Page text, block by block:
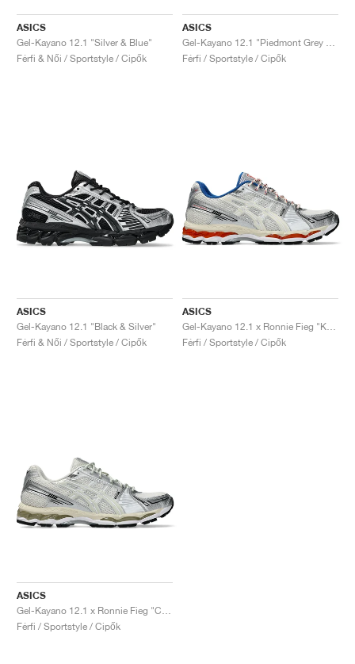
ASICS
Gel-Kayano 12.1 "Silver & Blue"
Férfi & Női / Sportstyle / Cipők
ASICS
Férfi / Sportstyle / Cipők
ASICS
Gel-Kayano 12.1 "Black & Silver"
Férfi & Női / Sportstyle / Cipők
ASICS
Férfi / Sportstyle / Cipők
ASICS
Férfi / Sportstyle / Cipők